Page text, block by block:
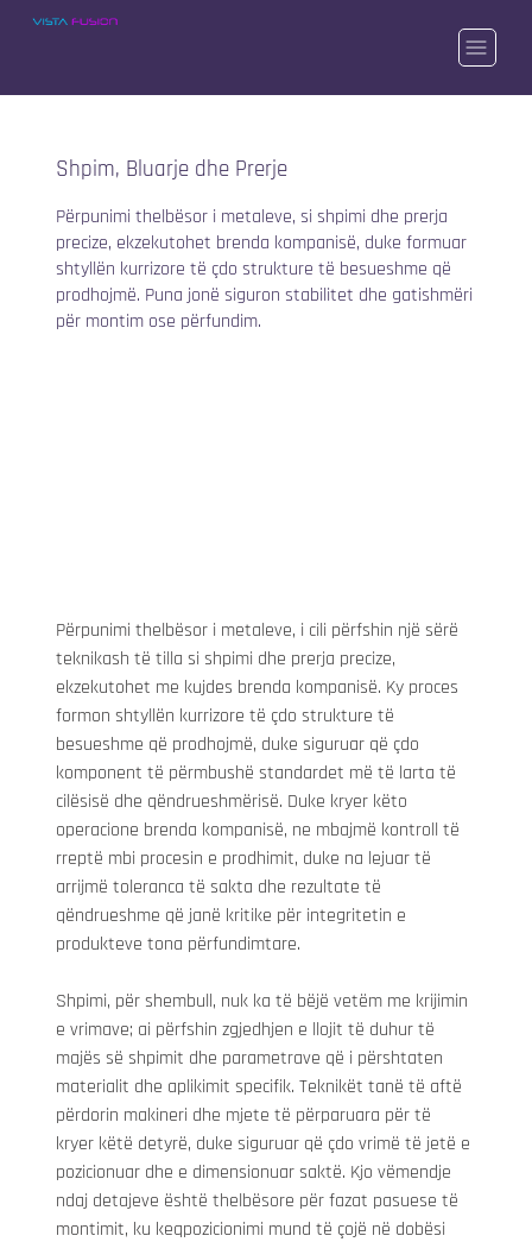
Shpim, Bluarje dhe Prerje
Përpunimi thelbësor i metaleve, si shpimi dhe prerja
precize, ekzekutohet brenda kompanisë, duke formuar
shtyllën kurrizore të çdo strukture të besueshme që
prodhojmë. Puna jonë siguron stabilitet dhe gatishmëri
për montim ose përfundim.
Përpunimi thelbësor i metaleve, i cili përfshin një sërë
teknikash të tilla si shpimi dhe prerja precize,
ekzekutohet me kujdes brenda kompanisë. Ky proces
formon shtyllën kurrizore të çdo strukture të
besueshme që prodhojmë, duke siguruar që çdo
komponent të përmbushë standardet më të larta të
cilësisë dhe qëndrueshmërisë. Duke kryer këto
operacione brenda kompanisë, ne mbajmë kontroll të
rreptë mbi procesin e prodhimit, duke na lejuar të
arrijmë toleranca të sakta dhe rezultate të
qëndrueshme që janë kritike për integritetin e
produkteve tona përfundimtare.
Shpimi, për shembull, nuk ka të bëjë vetëm me krijimin
e vrimave; ai përfshin zgjedhjen e llojit të duhur të
majës së shpimit dhe parametrave që i përshtaten
materialit dhe aplikimit specifik. Teknikët tanë të aftë
përdorin makineri dhe mjete të përparuara për të
kryer këtë detyrë, duke siguruar që çdo vrimë të jetë e
pozicionuar dhe e dimensionuar saktë. Kjo vëmendje
ndaj detajeve është thelbësore për fazat pasuese të
montimit, ku keqpozicionimi mund të çojë në dobësi